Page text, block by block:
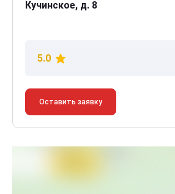
Кучинское, д. 8
5.0
Оставить заявку